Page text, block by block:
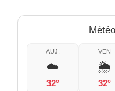
AUJ.
☁️
32°
VEN
🌦️
32°